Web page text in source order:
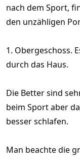
nach dem Sport,
den unzähligen
1. Obergeschoss.
durch das Haus.
Die Better sind
beim Sport aber
besser schlafen.
Man beachte die